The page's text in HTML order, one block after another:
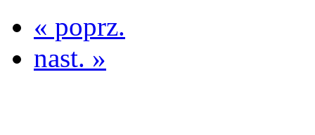
« poprz.
nast. »